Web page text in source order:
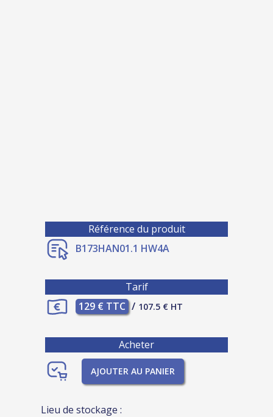
Référence du produit
B173HAN01.1 HW4A
Tarif
129 € TTC / 107.5 € HT
Acheter
AJOUTER AU PANIER
Lieu de stockage :